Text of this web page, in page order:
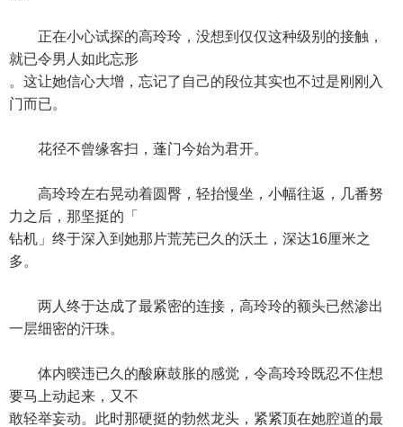
正在小心试探的高玲玲，没想到仅仅这种级别的接触，
就已令男人如此忘形
。这让她信心大增，忘记了自己的段位其实也不过是刚刚入
门而已。
花径不曾缘客扫，蓬门今始为君开。
高玲玲左右晃动着圆臀，轻抬慢坐，小幅往返，几番努
力之后，那坚挺的「
钻机」终于深入到她那片荒芜已久的沃土，深达16厘米之
多。
两人终于达成了最紧密的连接，高玲玲的额头已然渗出
一层细密的汗珠。
体内暌违已久的酸麻鼓胀的感觉，令高玲玲既忍不住想
要马上动起来，又不
敢轻举妄动。此时那硬挺的勃然龙头，紧紧顶在她腔道的最